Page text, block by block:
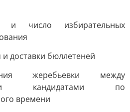
и число избирательных
доставки бюллетеней
жеребьевки между
кандидатами по
времени